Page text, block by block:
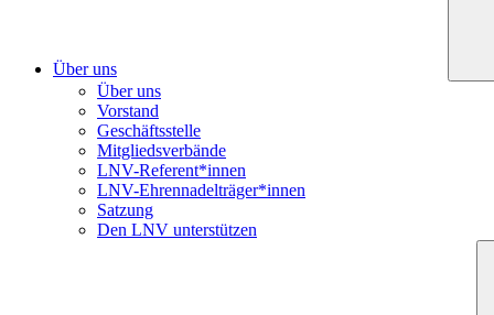
Über uns
Über uns
Vorstand
Geschäftsstelle
Mitgliedsverbände
LNV-Referent*innen
LNV-Ehrennadelträger*innen
Satzung
Den LNV unterstützen